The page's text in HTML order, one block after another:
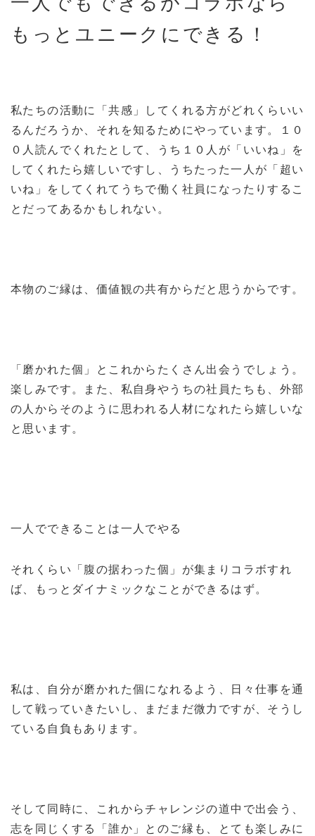
もっとユニークにできる！
私たちの活動に「共感」してくれる方がどれくらいい
るんだろうか、それを知るためにやっています。１０
０人読んでくれたとして、うち１０人が「いいね」を
してくれたら嬉しいですし、うちたった一人が「超い
いね」をしてくれてうちで働く社員になったりするこ
とだってあるかもしれない。
本物のご縁は、価値観の共有からだと思うからです。
「磨かれた個」とこれからたくさん出会うでしょう。
楽しみです。また、私自身やうちの社員たちも、外部
の人からそのように思われる人材になれたら嬉しいな
と思います。
一人でできることは一人でやる
それくらい「腹の据わった個」が集まりコラボすれ
ば、もっとダイナミックなことができるはず。
私は、自分が磨かれた個になれるよう、日々仕事を通
して戦っていきたいし、まだまだ微力ですが、そうし
ている自負もあります。
そして同時に、これからチャレンジの道中で出会う、
志を同じくする「誰か」とのご縁も、とても楽しみに